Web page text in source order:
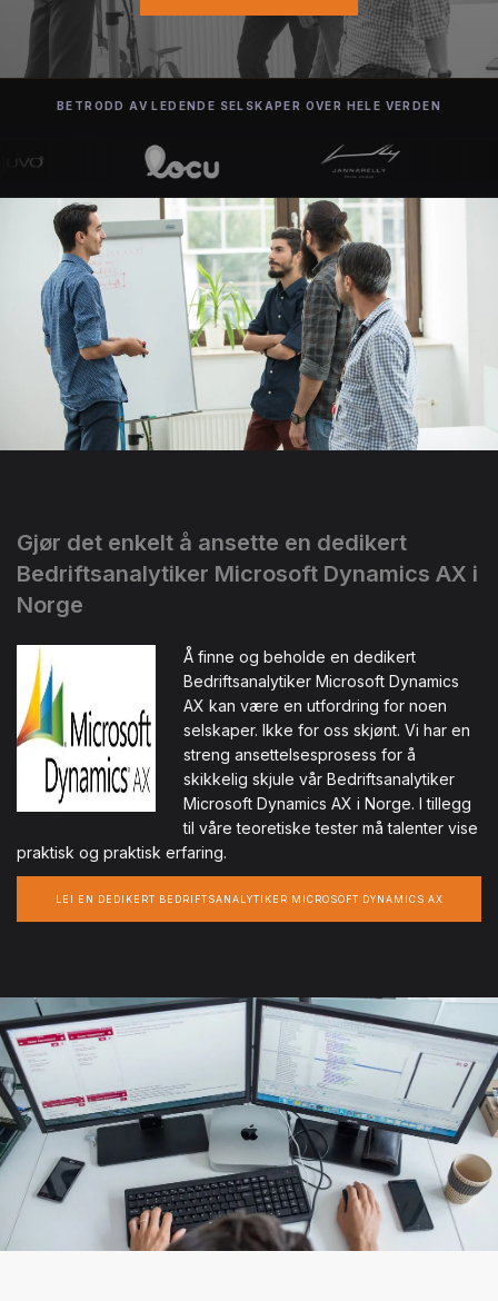
BETRODD AV LEDENDE SELSKAPER OVER HELE VERDEN
Gjør det enkelt å ansette en dedikert
Bedriftsanalytiker Microsoft Dynamics AX i
Norge
Å finne og beholde en dedikert
Bedriftsanalytiker Microsoft Dynamics
AX kan være en utfordring for noen
selskaper. Ikke for oss skjønt. Vi har en
streng ansettelsesprosess for å
skikkelig skjule vår Bedriftsanalytiker
Microsoft Dynamics AX i Norge. I tillegg
til våre teoretiske tester må talenter vise
praktisk og praktisk erfaring.
LEI EN DEDIKERT BEDRIFTSANALYTIKER MICROSOFT DYNAMICS AX